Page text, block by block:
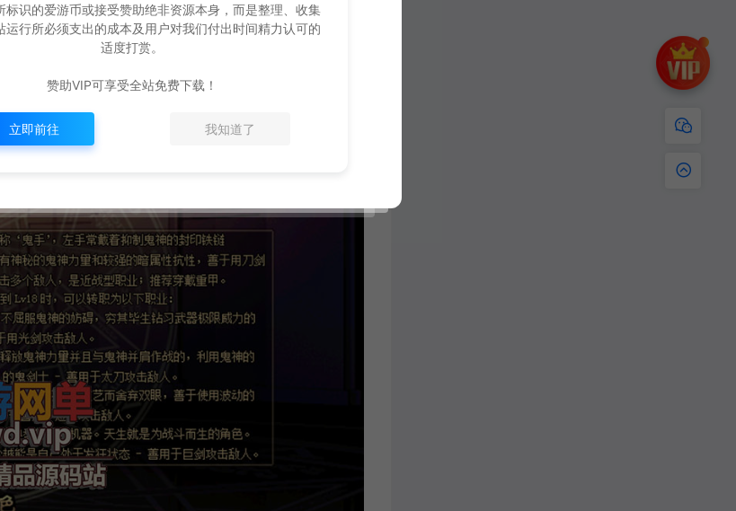
标识的爱游币或接受赞助绝非资源本身，而是整理、收集
运行所必须支出的成本及用户对我们付出时间精力认可的
适度打赏。
赞助VIP可享受全站免费下载！
立即前往 我知道了